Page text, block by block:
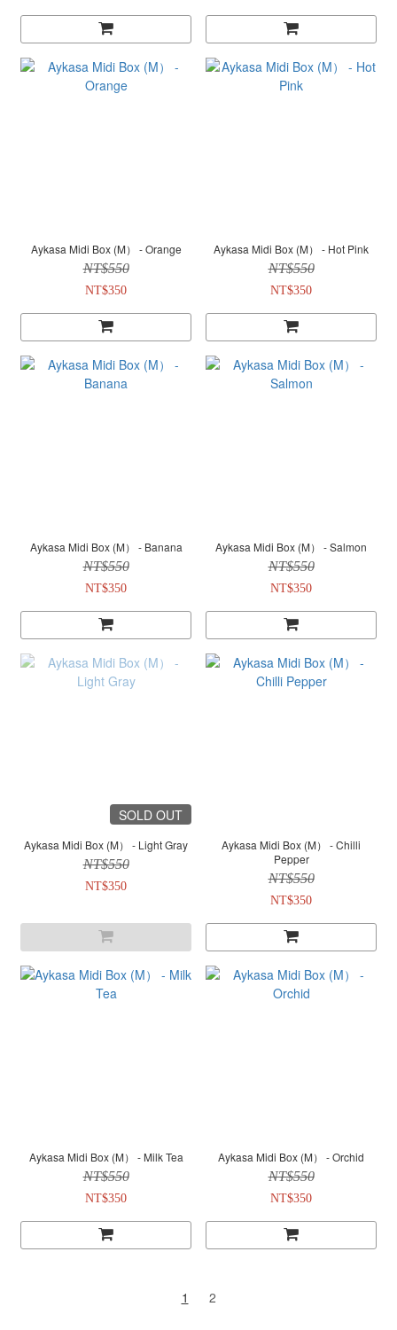
Aykasa Midi Box (M） - Orange
NT$550
NT$350
Aykasa Midi Box (M） - Hot Pink
NT$550
NT$350
Aykasa Midi Box (M） - Banana
NT$550
NT$350
Aykasa Midi Box (M） - Salmon
NT$550
NT$350
SOLD OUT
Aykasa Midi Box (M） - Light Gray
NT$550
NT$350
Aykasa Midi Box (M） - Chilli
Pepper
NT$550
NT$350
Aykasa Midi Box (M） - Milk Tea
NT$550
NT$350
Aykasa Midi Box (M） - Orchid
NT$550
NT$350
1 2